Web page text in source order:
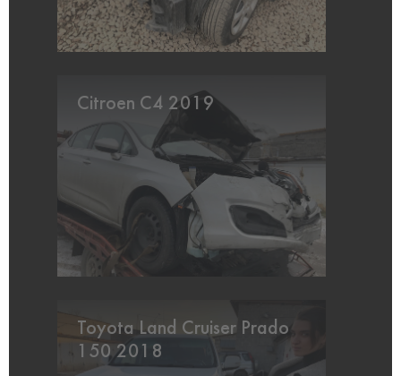
Citroen C4 2019
Toyota Land Cruiser Prado
150 2018